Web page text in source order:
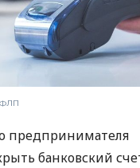
ФЛП
предпринимателя
банковский